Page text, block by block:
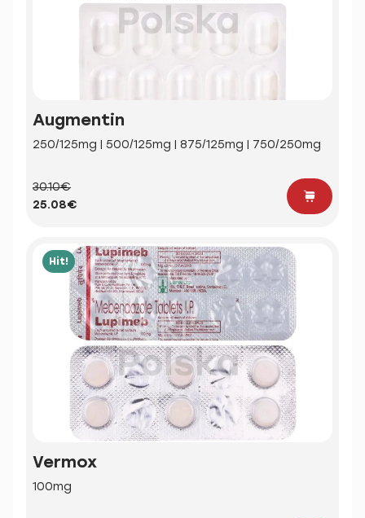
Augmentin
250/125mg | 500/125mg | 875/125mg | 750/250mg
30.10€
25.08€
Hit!
Vermox
100mg